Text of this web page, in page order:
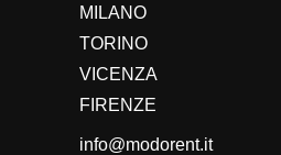
MILANO
TORINO
VICENZA
FIRENZE
info@modorent.it